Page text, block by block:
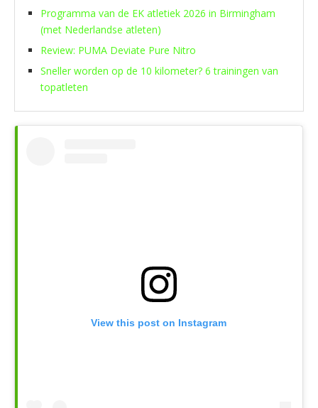
Programma van de EK atletiek 2026 in Birmingham
(met Nederlandse atleten)
Review: PUMA Deviate Pure Nitro
Sneller worden op de 10 kilometer? 6 trainingen van
topatleten
View this post on Instagram